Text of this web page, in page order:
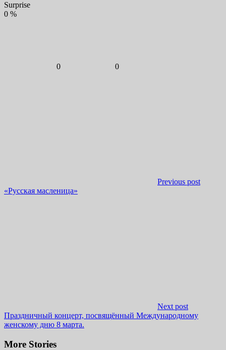
Surprise
0 %
0 0
Previous post
«Русская масленица»
Next post
Праздничный концерт, посвящённый Международному
женскому дню 8 марта.
More Stories